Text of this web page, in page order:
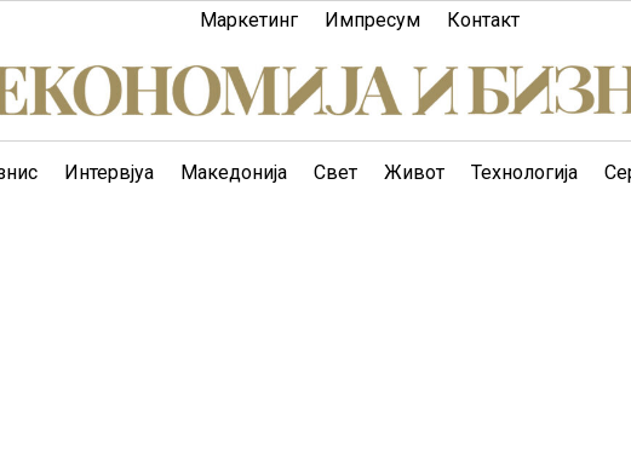
Маркетинг Импресум Контакт
Интервјуа Македонија Свет Живот Технологија